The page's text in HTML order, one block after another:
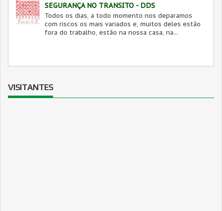
SEGURANÇA NO TRANSITO - DDS
Todos os dias, a todo momento nos deparamos
com riscos os mais variados e, muitos deles estão
fora do trabalho, estão na nossa casa, na...
VISITANTES